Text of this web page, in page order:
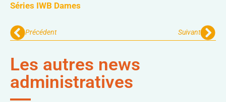
Séries IWB Dames
Précédent Suivant
Les autres news
administratives